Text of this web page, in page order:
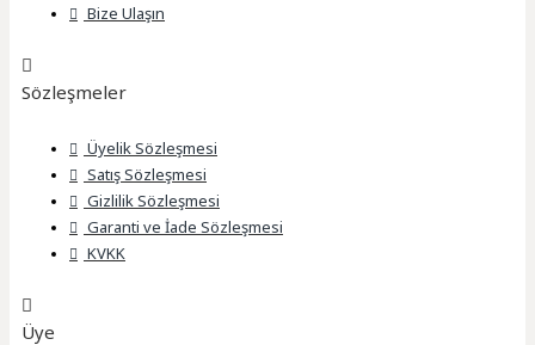
Bize Ulaşın
Sözleşmeler
Üyelik Sözleşmesi
Satış Sözleşmesi
Gizlilik Sözleşmesi
Garanti ve İade Sözleşmesi
KVKK
Üye